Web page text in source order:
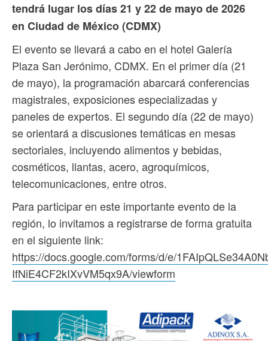
tendrá lugar los días 21 y 22 de mayo de 2026
en Ciudad de México (CDMX)
El evento se llevará a cabo en el hotel Galería
Plaza San Jerónimo, CDMX. En el primer día (21
de mayo), la programación abarcará conferencias
magistrales, exposiciones especializadas y
paneles de expertos. El segundo día (22 de mayo)
se orientará a discusiones temáticas en mesas
sectoriales, incluyendo alimentos y bebidas,
cosméticos, llantas, acero, agroquímicos,
telecomunicaciones, entre otros.
Para participar en este importante evento de la
región, lo invitamos a registrarse de forma gratuita
en el siguiente link:
https://docs.google.com/forms/d/e/
IfNiE4CF2kIXvVM5qx9A/viewform